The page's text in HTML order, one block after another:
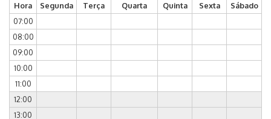
Hora Segunda Terça Quarta Quinta Sexta
Sábado
07:00
08:00
09:00
10:00
11:00
12:00
13:00